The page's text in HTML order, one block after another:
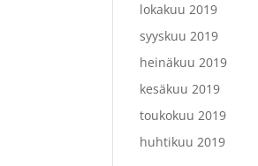
lokakuu 2019
syyskuu 2019
heinäkuu 2019
kesäkuu 2019
toukokuu 2019
huhtikuu 2019